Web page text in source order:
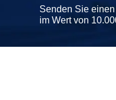
Senden Sie
im Wert von